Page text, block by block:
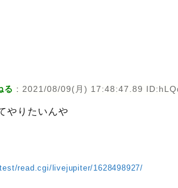
る : 2021/08/09(月) 17:48:47.89
やりたいんや
read.cgi/livejupiter/1628498927/